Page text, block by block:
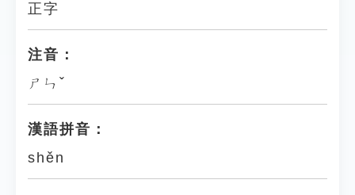
正字
注音：
ㄕㄣˇ
漢語拼音：
shěn